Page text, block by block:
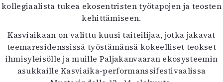
Lehdet
2–3/2026
1/2026
6/2025
5/2025 saame
kollegiaalista tukea ekosentristen työtapojen ja teosten
kehittämiseen.
Kasviaikaan on valittu kuusi taiteilijaa, jotka jakavat
teemaresidenssissä työstämänsä kokeelliset teokset
ihmisyleisölle ja muille Paljakanvaaran ekosysteemin
asukkaille Kasviaika-performanssifestivaalissa